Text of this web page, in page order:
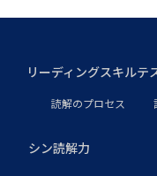
リーディングスキルテ
読解のプロセス
シン読解力